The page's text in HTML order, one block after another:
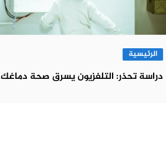
الرئيسية
دراسة تحذر: التلفزيون يسرق صحة دماغك